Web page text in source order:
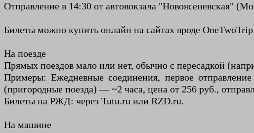
Отправление в 14:30 от автовокзала "Новоясеневская"
Билеты можно купить онлайн на сайтах вроде
На поезде
Прямых поездов мало или нет, обычно с пересадкой
Примеры: Ежедневные соединения, первое
(пригородные поезда) — ~2 часа, цена от 256 руб.,
Билеты на РЖД: через Tutu.ru или RZD.ru.
На машине